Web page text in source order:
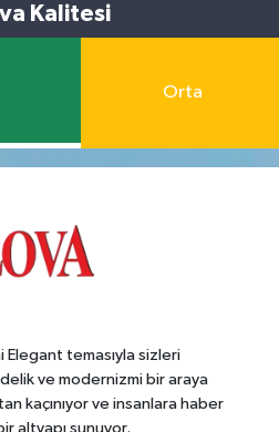
Kalitesi
Orta
Elegant temasıyla sizleri
ve modernizmi bir araya
kaçınıyor ve insanlara haber
altyapı sunuyor.